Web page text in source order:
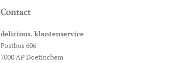
Contact
delicious. klantenservice
Postbus 606
7000 AP Doetinchem